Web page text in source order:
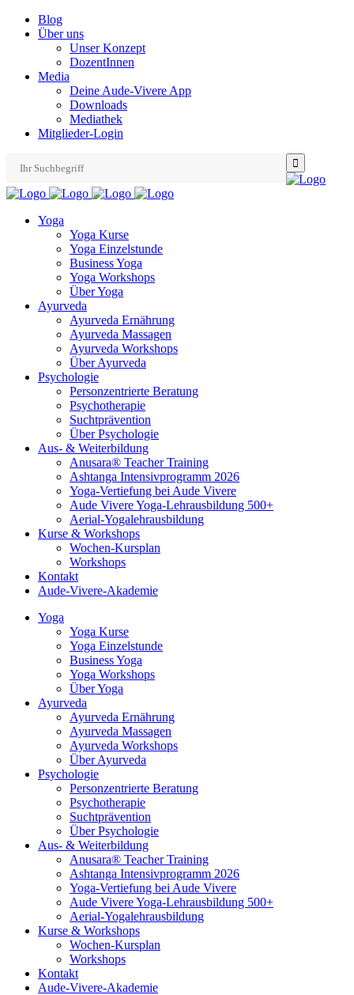
Blog
Über uns
Unser Konzept
DozentInnen
Media
Deine Aude-Vivere App
Downloads
Mediathek
Mitglieder-Login
Search
for:
Yoga
Yoga Kurse
Yoga Einzelstunde
Business Yoga
Yoga Workshops
Über Yoga
Ayurveda
Ayurveda Ernährung
Ayurveda Massagen
Ayurveda Workshops
Über Ayurveda
Psychologie
Personzentrierte Beratung
Psychotherapie
Suchtprävention
Über Psychologie
Aus- & Weiterbildung
Anusara® Teacher Training
Ashtanga Intensivprogramm 2026
Yoga-Vertiefung bei Aude Vivere
Aude Vivere Yoga-Lehrausbildung 500+
Aerial-Yogalehrausbildung
Kurse & Workshops
Wochen-Kursplan
Workshops
Kontakt
Aude-Vivere-Akademie
Yoga
Yoga Kurse
Yoga Einzelstunde
Business Yoga
Yoga Workshops
Über Yoga
Ayurveda
Ayurveda Ernährung
Ayurveda Massagen
Ayurveda Workshops
Über Ayurveda
Psychologie
Personzentrierte Beratung
Psychotherapie
Suchtprävention
Über Psychologie
Aus- & Weiterbildung
Anusara® Teacher Training
Ashtanga Intensivprogramm 2026
Yoga-Vertiefung bei Aude Vivere
Aude Vivere Yoga-Lehrausbildung 500+
Aerial-Yogalehrausbildung
Kurse & Workshops
Wochen-Kursplan
Workshops
Kontakt
Aude-Vivere-Akademie